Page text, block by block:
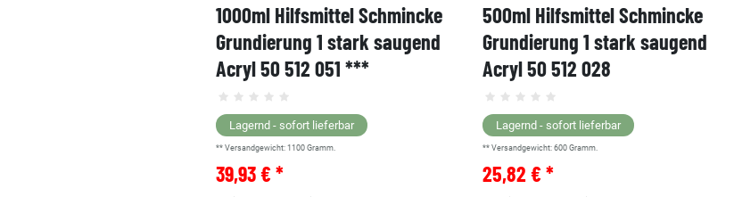
1000ml Hilfsmittel Schmincke
Grundierung 1 stark saugend
Acryl 50 512 051 ***
Lagernd - sofort lieferbar
** Versandgewicht: 1100 Gramm.
39,93 € *
500ml Hilfsmittel Schmincke
Grundierung 1 stark saugend
Acryl 50 512 028
Lagernd - sofort lieferbar
** Versandgewicht: 600 Gramm.
25,82 € *